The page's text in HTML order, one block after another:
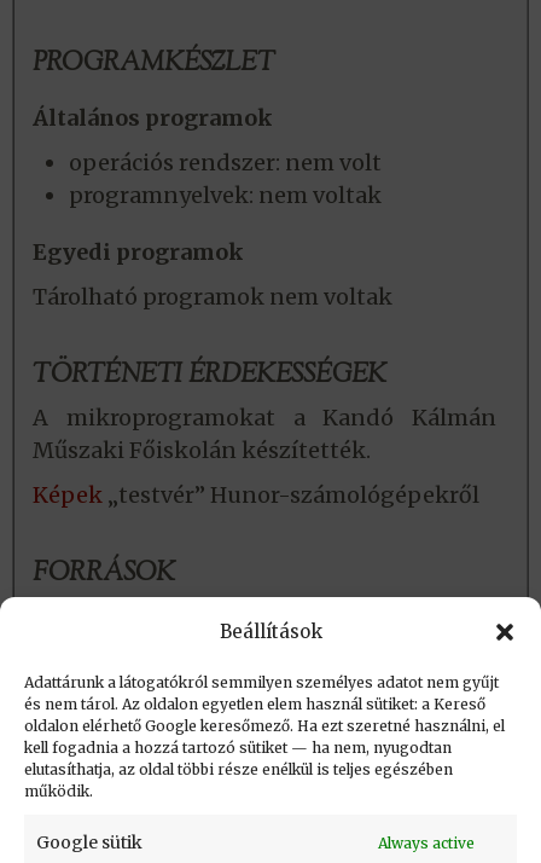
Beállítások
Adattárunk a látogatókról semmilyen személyes adatot nem gyűjt
és nem tárol. Az oldalon egyetlen elem használ sütiket: a Kereső
oldalon elérhető Google keresőmező. Ha ezt szeretné használni, el
kell fogadnia a hozzá tartozó sütiket — ha nem, nyugodtan
elutasíthatja, az oldal többi része enélkül is teljes egészében
működik.
Google sütik Always active
PROGRAMKÉSZLET
Általános programok
operációs rendszer: nem volt
programnyelvek: nem voltak
Egyedi programok
Tárolható programok nem voltak
TÖRTÉNETI ÉRDEKESSÉGEK
A mikroprogramokat a Kandó Kálmán
Műszaki Főiskolán készítették.
Képek „testvér” Hunor-számológépekről
FORRÁSOK
Részletes ismertetés:Hunor 301
Létrehozva: 2016.07.14. 18:44
Utolsó módosítás: 2024.02.11. 18:10